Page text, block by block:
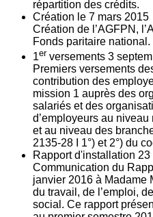
répartition des crédits.
Création le 7 mars 2015
Création de l’AGFPN,
Fonds paritaire national.
1er versements 3
Premiers versements
contribution des
mission 1 auprès des
salariés et des
d’employeurs au
et au niveau des
2135‐28 I 1°) et 2°) du
Rapport d'installation 23
Communication du
janvier 2016 à Madame
du travail, de l’emploi,
social. Ce rapport